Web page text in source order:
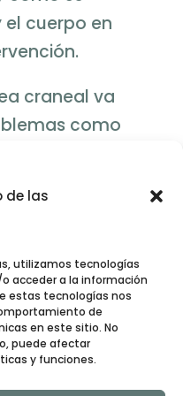
de las
utilizamos tecnologías
acceder a la información
estas tecnologías nos
de
en este sitio. No
puede afectar
y funciones.
cuerpo en
craneal va
como
a
sabes: los
de cólicos,
tortícolis